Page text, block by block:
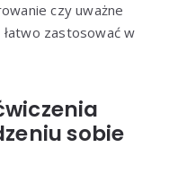
czy uważne
łatwo zastosować w
sobie